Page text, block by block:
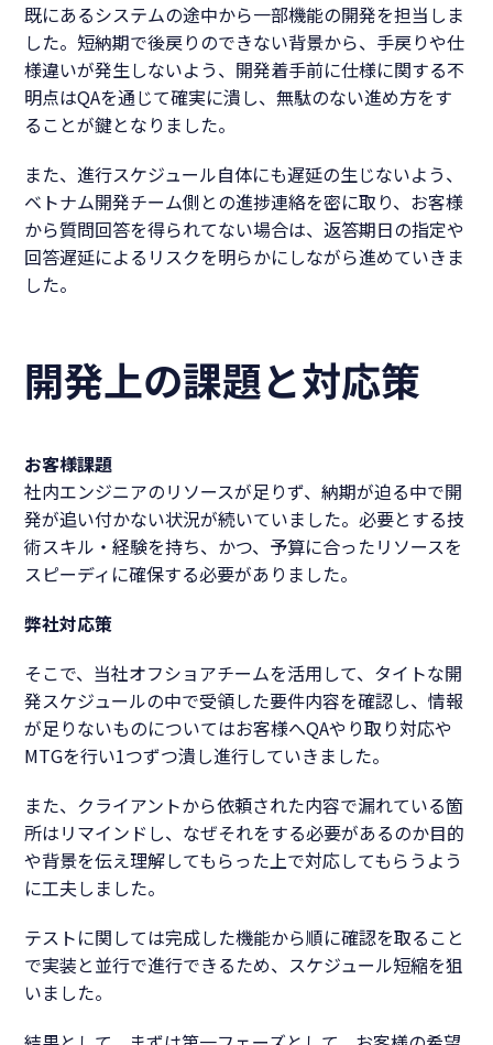
既にあるシステムの途中から一部機能の開発を担当しま
した。短納期で後戻りのできない背景から、手戻りや仕
様違いが発生しないよう、開発着手前に仕様に関する不
明点はQAを通じて確実に潰し、無駄のない進め方をす
ることが鍵となりました。
また、進行スケジュール自体にも遅延の生じないよう、
ベトナム開発チーム側との進捗連絡を密に取り、お客様
から質問回答を得られてない場合は、返答期日の指定や
回答遅延によるリスクを明らかにしながら進めていきま
した。
開発上の課題と対応策
お客様課題
社内エンジニアのリソースが足りず、納期が迫る中で開
発が追い付かない状況が続いていました。必要とする技
術スキル・経験を持ち、かつ、予算に合ったリソースを
スピーディに確保する必要がありました。
弊社対応策
そこで、当社オフショアチームを活用して、タイトな開
発スケジュールの中で受領した要件内容を確認し、情報
が足りないものについてはお客様へQAやり取り対応や
MTGを行い1つずつ潰し進行していきました。
また、クライアントから依頼された内容で漏れている箇
所はリマインドし、なぜそれをする必要があるのか目的
や背景を伝え理解してもらった上で対応してもらうよう
に工夫しました。
テストに関しては完成した機能から順に確認を取ること
で実装と並行で進行できるため、スケジュール短縮を狙
いました。